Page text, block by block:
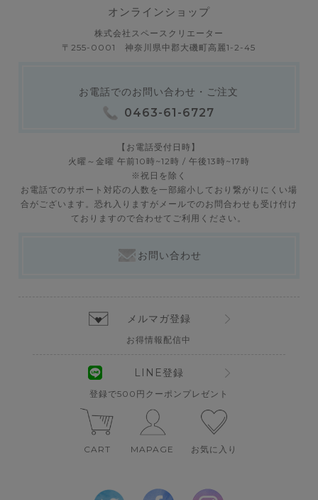
オンラインショップ
株式会社スペースクリエーター
〒255-0001 神奈川県中郡大磯町高麗1-2-45
お電話でのお問い合わせ・ご注文
0463-61-6727
【お電話受付日時】
火曜～金曜 午前10時~12時 / 午後13時~17時
※祝日を除く
お電話でのサポート対応の人数を一部縮小しており繋がりにくい場
合がございます。恐れ入りますがメールでのお問合わせも受け付け
ておりますので合わせてご利用ください。
お問い合わせ
メルマガ登録
お得情報配信中
LINE登録
登録で500円クーポンプレゼント
CART MAPAGE お気に入り